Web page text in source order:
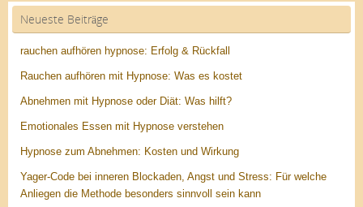
Neueste Beiträge
rauchen aufhören hypnose: Erfolg & Rückfall
Rauchen aufhören mit Hypnose: Was es kostet
Abnehmen mit Hypnose oder Diät: Was hilft?
Emotionales Essen mit Hypnose verstehen
Hypnose zum Abnehmen: Kosten und Wirkung
Yager-Code bei inneren Blockaden, Angst und Stress: Für welche
Anliegen die Methode besonders sinnvoll sein kann